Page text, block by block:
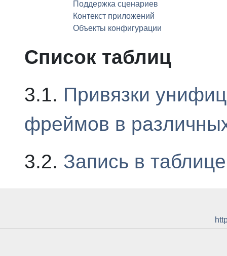
Поддержка сценариев
Контекст приложений
Объекты конфигурации
Список таблиц
3.1. Привязки
фреймов в
3.2. Запись в